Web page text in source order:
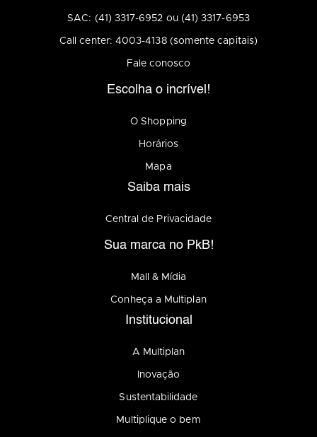
SAC: (41) 3317-6952 ou (41) 3317-6953
Call center: 4003-4138 (somente capitais)
Fale conosco
Escolha o incrível!
O Shopping
Horários
Mapa
Saiba mais
Central de Privacidade
Sua marca no PkB!
Mall & Mídia
Conheça a Multiplan
Institucional
A Multiplan
Inovação
Sustentabilidade
Multiplique o bem